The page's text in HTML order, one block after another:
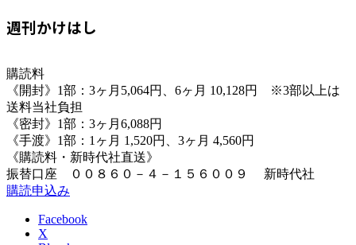
週刊かけはし
購読料
《開封》1部：3ヶ月5,064円、6ヶ月 10,128円 ※3部以上は
送料当社負担
《密封》1部：3ヶ月6,088円
《手渡》1部：1ヶ月 1,520円、3ヶ月 4,560円
《購読料・新時代社直送》
振替口座 ００８６０－４－１５６００９ 新時代社
購読申込み
Facebook
X